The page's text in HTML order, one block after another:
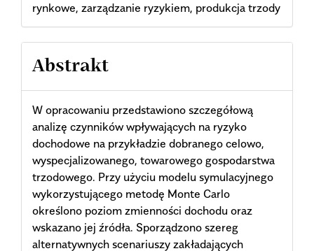
rynkowe, zarządzanie ryzykiem, produkcja trzody
Abstrakt
W opracowaniu przedstawiono szczegółową
analizę czynników wpływających na ryzyko
dochodowe na przykładzie dobranego celowo,
wyspecjalizowanego, towarowego gospodarstwa
trzodowego. Przy użyciu modelu symulacyjnego
wykorzystującego metodę Monte Carlo
określono poziom zmienności dochodu oraz
wskazano jej źródła. Sporządzono szereg
alternatywnych scenariuszy zakładających